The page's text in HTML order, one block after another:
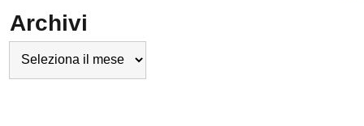
Archivi